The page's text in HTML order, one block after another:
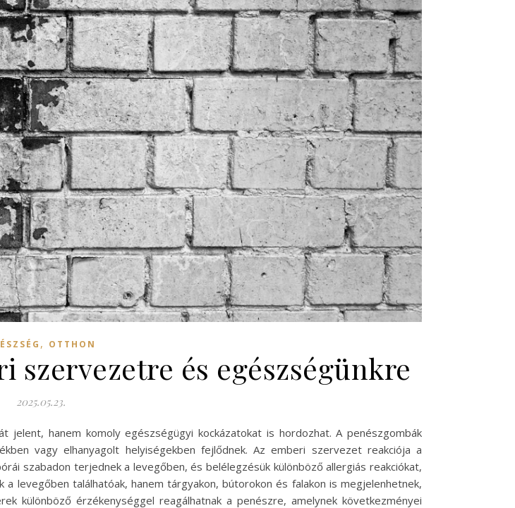
, OTTHON
szervezetre és egészségünkre
2025.05.23.
jelent, hanem komoly egészségügyi kockázatokat is hordozhat. A penészgombák
vagy elhanyagolt helyiségekben fejlődnek. Az emberi szervezet reakciója a
szabadon terjednek a levegőben, és belélegzésük különböző allergiás reakciókat,
levegőben találhatóak, hanem tárgyakon, bútorokon és falakon is megjelenhetnek,
különböző érzékenységgel reagálhatnak a penészre, amelynek következményei